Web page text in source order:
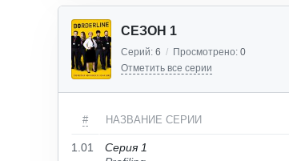
СЕЗОН 1
Серий: 6 / Просмотрено: 0
Отметить все серии
# НАЗВАНИЕ СЕРИИ
1.01
Серия 1